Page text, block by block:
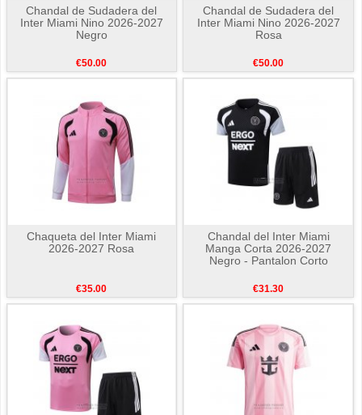
Chandal de Sudadera del
Inter Miami Nino 2026-2027
Negro
€50.00
Chandal de Sudadera del
Inter Miami Nino 2026-2027
Rosa
€50.00
Chaqueta del Inter Miami
2026-2027 Rosa
€35.00
Chandal del Inter Miami
Manga Corta 2026-2027
Negro - Pantalon Corto
€31.30